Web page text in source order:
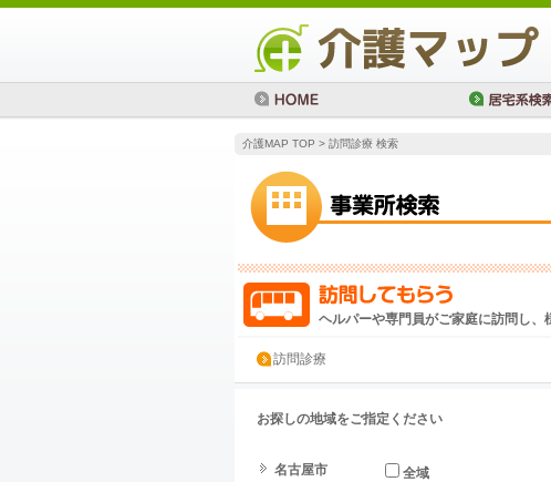
介護MAP TOP > 訪問診療 検索
ヘルパーや専門員がご家庭に訪問し、
訪問診療
お探しの地域をご指定ください
名古屋市 全域